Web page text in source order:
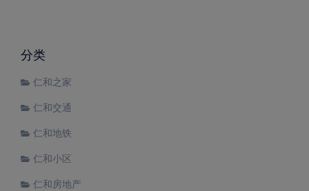
分类
仁和之家
仁和交通
仁和地铁
仁和小区
仁和房地产